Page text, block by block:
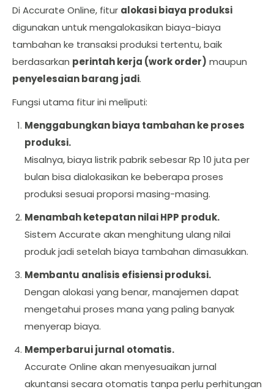
Di Accurate Online, fitur alokasi biaya produksi
digunakan untuk mengalokasikan biaya-biaya
tambahan ke transaksi produksi tertentu, baik
berdasarkan perintah kerja (work order) maupun
penyelesaian barang jadi.
Fungsi utama fitur ini meliputi:
Menggabungkan biaya tambahan ke proses
produksi.
Misalnya, biaya listrik pabrik sebesar Rp 10 juta per
bulan bisa dialokasikan ke beberapa proses
produksi sesuai proporsi masing-masing.
Menambah ketepatan nilai HPP produk.
Sistem Accurate akan menghitung ulang nilai
produk jadi setelah biaya tambahan dimasukkan.
Membantu analisis efisiensi produksi.
Dengan alokasi yang benar, manajemen dapat
mengetahui proses mana yang paling banyak
menyerap biaya.
Memperbarui jurnal otomatis.
Accurate Online akan menyesuaikan jurnal
akuntansi secara otomatis tanpa perlu perhitungan